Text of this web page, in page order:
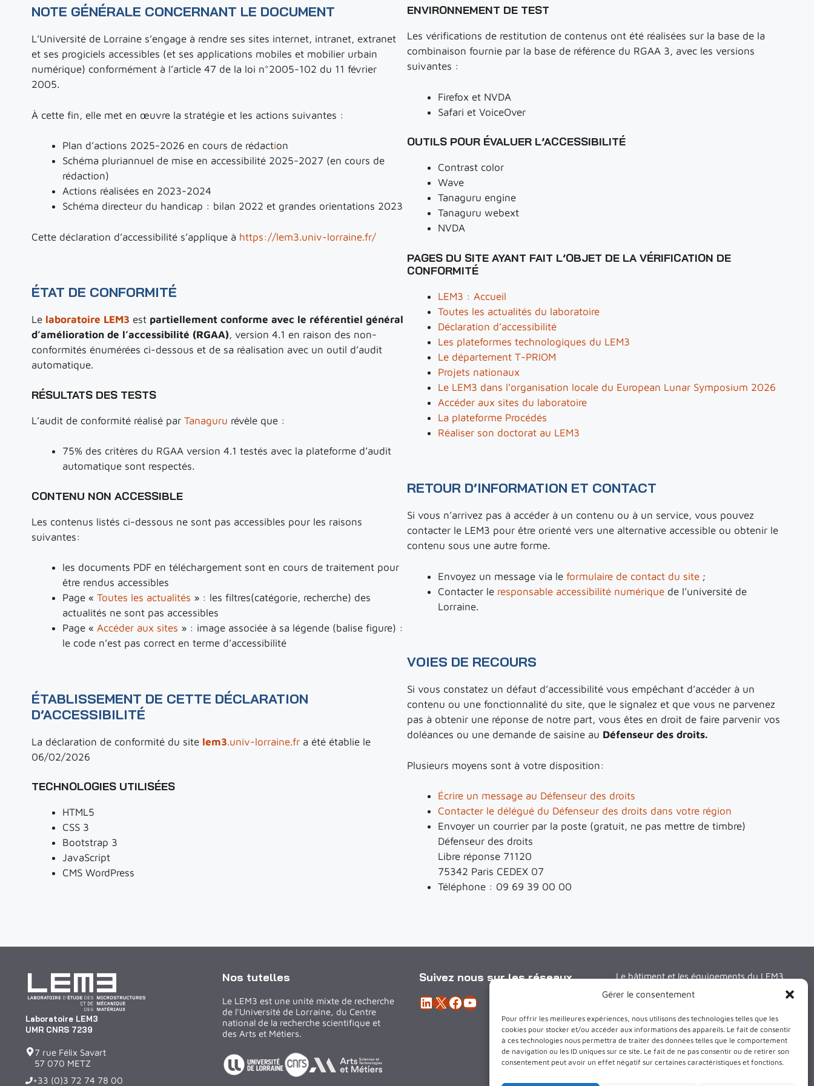
Gérer le consentement
Pour offrir les meilleures expériences, nous utilisons des technologies telles que les
cookies pour stocker et/ou accéder aux informations des appareils. Le fait de consentir
à ces technologies nous permettra de traiter des données telles que le comportement
de navigation ou les ID uniques sur ce site. Le fait de ne pas consentir ou de retirer son
consentement peut avoir un effet négatif sur certaines caractéristiques et fonctions.
NOTE GÉNÉRALE CONCERNANT LE DOCUMENT
L’Université de Lorraine s’engage à rendre ses sites internet, intranet, extranet
et ses progiciels accessibles (et ses applications mobiles et mobilier urbain
numérique) conformément à l’article 47 de la loi n°2005-102 du 11 février
2005.
À cette fin, elle met en œuvre la stratégie et les actions suivantes :
Plan d’actions 2025-2026 en cours de rédaction
Schéma pluriannuel de mise en accessibilité 2025-2027 (en cours de
rédaction)
Actions réalisées en 2023-2024
Schéma directeur du handicap : bilan 2022 et grandes orientations 2023
Cette déclaration d’accessibilité s’applique à https://lem3.univ-lorraine.fr/
ÉTAT DE CONFORMITÉ
Le laboratoire LEM3 est partiellement conforme avec le référentiel général
d’amélioration de l’accessibilité (RGAA), version 4.1 en raison des non-
conformités énumérées ci-dessous et de sa réalisation avec un outil d’audit
automatique.
RÉSULTATS DES TESTS
L’audit de conformité réalisé par Tanaguru révèle que :
75% des critères du RGAA version 4.1 testés avec la plateforme d’audit
automatique sont respectés.
CONTENU NON ACCESSIBLE
Les contenus listés ci-dessous ne sont pas accessibles pour les raisons
suivantes:
les documents PDF en téléchargement sont en cours de traitement pour
être rendus accessibles
Page « Toutes les actualités » : les filtres(catégorie, recherche) des
actualités ne sont pas accessibles
Page « Accéder aux sites » : image associée à sa légende (balise figure) :
le code n’est pas correct en terme d’accessibilité
ÉTABLISSEMENT DE CETTE DÉCLARATION
D’ACCESSIBILITÉ
La déclaration de conformité du site lem3.univ-lorraine.fr a été établie le
06/02/2026
TECHNOLOGIES UTILISÉES
HTML5
CSS 3
Bootstrap 3
JavaScript
CMS WordPress
ENVIRONNEMENT DE TEST
Les vérifications de restitution de contenus ont été réalisées sur la base de la
combinaison fournie par la base de référence du RGAA 3, avec les versions
suivantes :
Firefox et NVDA
Safari et VoiceOver
OUTILS POUR ÉVALUER L’ACCESSIBILITÉ
Contrast color
Wave
Tanaguru engine
Tanaguru webext
NVDA
PAGES DU SITE AYANT FAIT L’OBJET DE LA VÉRIFICATION DE
CONFORMITÉ
LEM3 : Accueil
Toutes les actualités du laboratoire
Déclaration d’accessibilité
Les plateformes technologiques du LEM3
Le département T-PRIOM
Projets nationaux
Le LEM3 dans l’organisation locale du European Lunar Symposium 2026
Accéder aux sites du laboratoire
La plateforme Procédés
Réaliser son doctorat au LEM3
RETOUR D’INFORMATION ET CONTACT
Si vous n’arrivez pas à accéder à un contenu ou à un service, vous pouvez
contacter le LEM3 pour être orienté vers une alternative accessible ou obtenir le
contenu sous une autre forme.
Envoyez un message via le formulaire de contact du site ;
Contacter le responsable accessibilité numérique de l’université de
Lorraine.
VOIES DE RECOURS
Si vous constatez un défaut d’accessibilité vous empêchant d’accéder à un
contenu ou une fonctionnalité du site, que le signalez et que vous ne parvenez
pas à obtenir une réponse de notre part, vous êtes en droit de faire parvenir vos
doléances ou une demande de saisine au Défenseur des droits.
Plusieurs moyens sont à votre disposition:
Écrire un message au Défenseur des droits
Contacter le délégué du Défenseur des droits dans votre région
Envoyer un courrier par la poste (gratuit, ne pas mettre de timbre)
Défenseur des droits
Libre réponse 71120
75342 Paris CEDEX 07
Téléphone : 09 69 39 00 00
Laboratoire LEM3
UMR CNRS 7239
7 rue Félix Savart
57 070 METZ
+33 (0)3 72 74 78 00
Nos tutelles
Le LEM3 est une unité mixte de recherche
de l'Université de Lorraine, du Centre
national de la recherche scientifique et
des Arts et Métiers.
Suivez nous sur les réseaux
LinkedIn
X Facebook
YouTube
Le bâtiment et les équipements du LEM3